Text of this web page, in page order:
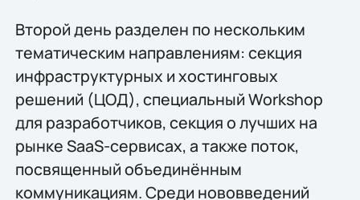
Второй день разделен по нескольким
тематическим направлениям: секция
инфраструктурных и хостинговых
решений (ЦОД), специальный Workshop
для разработчиков, секция о лучших на
рынке SaaS-сервисах, а также поток,
посвященный объединённым
коммуникациям. Среди нововведений